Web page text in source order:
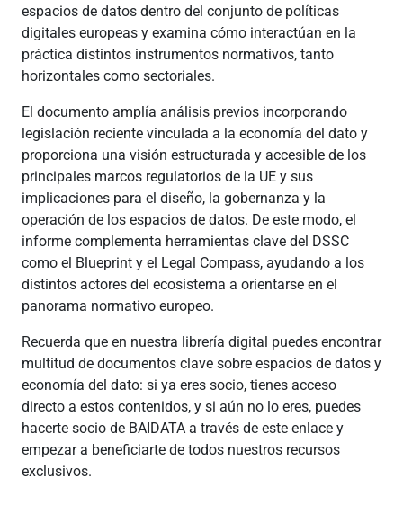
espacios de datos dentro del conjunto de políticas
digitales europeas y examina cómo interactúan en la
práctica distintos instrumentos normativos, tanto
horizontales como sectoriales.
El documento amplía análisis previos incorporando
legislación reciente vinculada a la economía del dato y
proporciona una visión estructurada y accesible de los
principales marcos regulatorios de la UE y sus
implicaciones para el diseño, la gobernanza y la
operación de los espacios de datos. De este modo, el
informe complementa herramientas clave del DSSC
como el Blueprint y el Legal Compass, ayudando a los
distintos actores del ecosistema a orientarse en el
panorama normativo europeo.
Recuerda que en nuestra librería digital puedes encontrar
multitud de documentos clave sobre espacios de datos y
economía del dato: si ya eres socio, tienes acceso
directo a estos contenidos, y si aún no lo eres, puedes
hacerte socio de BAIDATA a través de este enlace y
empezar a beneficiarte de todos nuestros recursos
exclusivos.